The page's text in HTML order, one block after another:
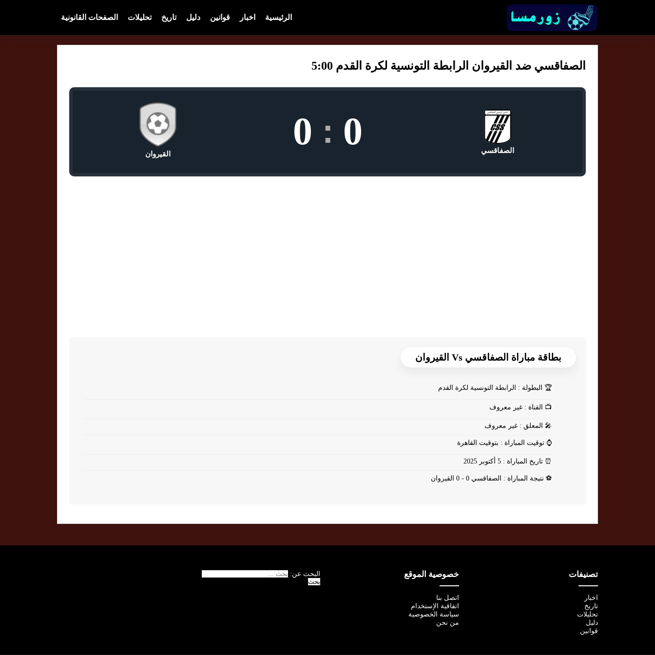
الرئيسية اخبار قوانين دليل تاريخ تحليلات الصفحات القانونية
الصفاقسي ضد القيروان الرابطة التونسية لكرة القدم 5:00
الصفاقسي 0
:
0
القيروان
بطاقة مباراة الصفاقسي Vs القيروان
🏆 البطولة : الرابطة التونسية لكرة القدم
📺 القناة : غير معروف
🎤 المعلق : غير معروف
⌚ توقيت المباراة : بتوقيت القاهرة
⏰ تاريخ المباراة : 5 أكتوبر 2025
⚽ نتيجة المباراة : الصفاقسي 0 - 0 القيروان
تصنيفات
اخبار
تاريخ
تحليلات
دليل
قوانين
خصوصية الموقع
اتصل بنا
اتفاقية الإستخدام
سياسة الخصوصية
من نحن
البحث عن: